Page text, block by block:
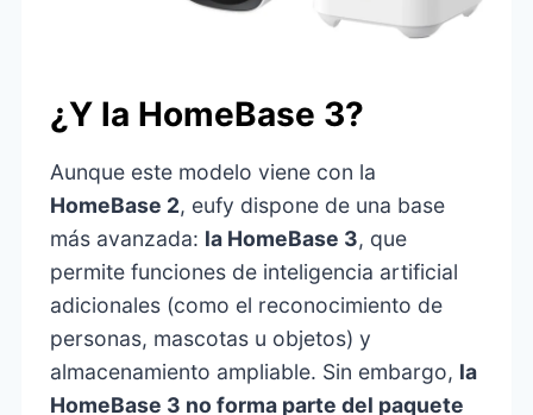
¿Y la HomeBase 3?
Aunque este modelo viene con la
HomeBase 2, eufy dispone de una base
más avanzada: la HomeBase 3, que
permite funciones de inteligencia artificial
adicionales (como el reconocimiento de
personas, mascotas u objetos) y
almacenamiento ampliable. Sin embargo, la
HomeBase 3 no forma parte del paquete